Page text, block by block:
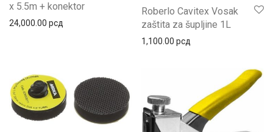
x 5.5m + konektor
24,000.00 рсд
Roberlo Cavitex Vosak
zaštita za šupljine 1L
1,100.00 рсд